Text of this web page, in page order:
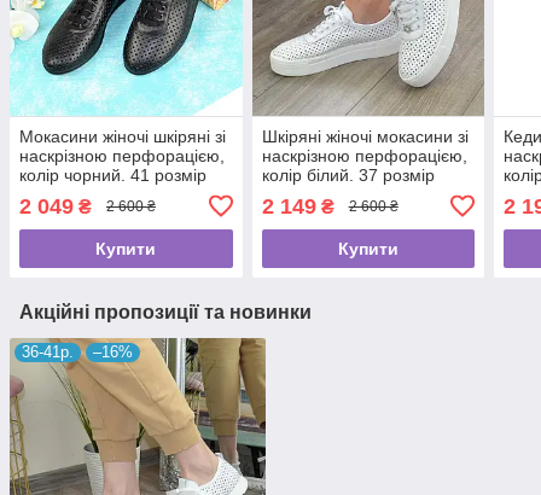
Мокасини жіночі шкіряні зі
наскрізною перфорацією,
колір чорний. 41 розмір
2 049 ₴ 2 600 ₴
Купити
Шкіряні жіночі мокасини зі
наскрізною перфорацією,
колір білий. 37 розмір
2 149₴ 2 600 ₴
Купити
Кеди
2
Акційні пропозиції та новинки
36-41р. –16%